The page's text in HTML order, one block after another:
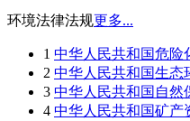
环境法律法规更多...
1 中华人民共和国危险
2 中华人民共和国生态
3 中华人民共和国自然
4 中华人民共和国矿产